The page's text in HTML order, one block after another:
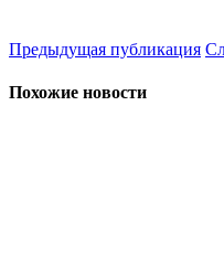
Предыдущая публикация
Похожие новости